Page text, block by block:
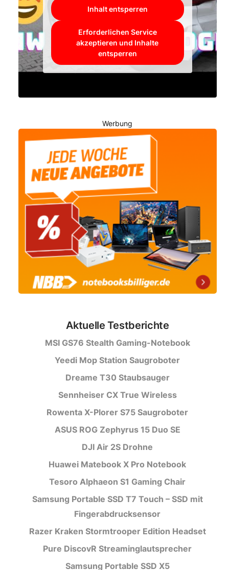
Inhalt entsperren
Erforderlichen Service
akzeptieren und Inhalte
entsperren
Werbung
Aktuelle Testberichte
MSI GS76 Stealth Gaming-Notebook
Yeedi Mop Station Saugroboter
Dreame T30 Staubsauger
Sennheiser CX True Wireless
Rowenta X-Plorer S75 Saugroboter
ASUS ROG Zephyrus 15 Duo SE
DJI Air 2S Drohne
Huawei Matebook X Pro Notebook
Tesoro Alphaeon S1 Gaming Chair
Samsung Portable SSD T7 Touch – SSD mit
Fingerabdrucksensor
Razer Kraken Stormtrooper Edition Headset
Pure DiscovR Streaminglautsprecher
Samsung Portable SSD X5